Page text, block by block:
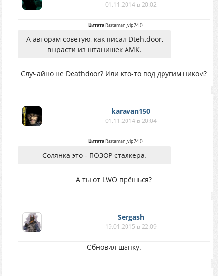
01.11.2014 в 20:02
ЦитатаRastaman_vip74()
А авторам советую, как писал Dtehtdoor,
вырасти из штанишек АМК.
Случайно не Deathdoor? Или кто-то под другим ником?
karavan150
01.11.2014 в 20:04
ЦитатаRastaman_vip74()
Солянка это - ПОЗОР сталкера.
А ты от LWO прёшься?
Sergash
19.01.2015 в 22:09
Обновил шапку.